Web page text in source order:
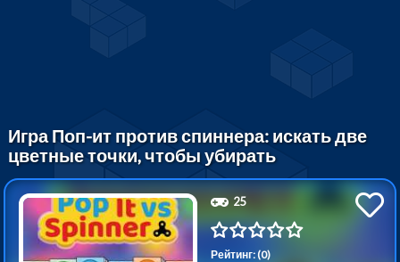
Игра Поп-ит против спиннера: искать две
цветные точки, чтобы убирать
25
Рейтинг: (0)